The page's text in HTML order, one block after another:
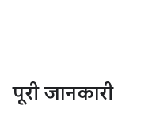
पूरी जानकारी